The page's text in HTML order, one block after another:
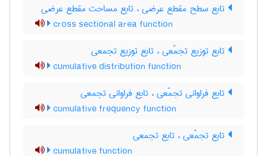
تابع سطح مقطع عرضی ، تابع مساحت مقطع عرضی
cross sectional area function
تابع توزیع تجمّعی ، تابع توزیع تجمعی
cumulative distribution function
تابع فراوانی تجمّعی ، تابع فراوانی تجمعی
cumulative frequency function
تابع تجمّعی ، تابع تجمعی
cumulative function